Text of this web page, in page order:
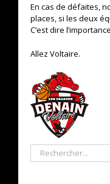
En cas de défaites,
places, si les deux
C’est dire
Allez Voltaire.
Rechercher